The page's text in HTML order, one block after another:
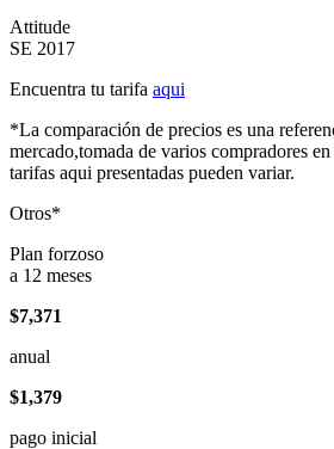
Attitude
SE 2017
Encuentra tu tarifa aqui
*La comparación de precios es una
mercado,tomada de varios compradores
tarifas aqui presentadas pueden variar.
Otros*
Plan forzoso
a 12 meses
$7,371
anual
$1,379
pago inicial